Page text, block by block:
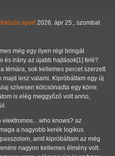
fotózás sport 2026. ápr 25., szombat
még egy ilyen régi bringát
és irány az újabb hajtások[1] felé?
témára, sok kellemes percet szerzett
majd lesz valami. Kipróbáltam egy új
szívesen kölcsönadta egy körre,
is elég meggyőző volt anno,
elektromos... who knows? az
a nagyobb kerék logikus
amit kipróbáltam az még
nagyon kellemes élmény volt.